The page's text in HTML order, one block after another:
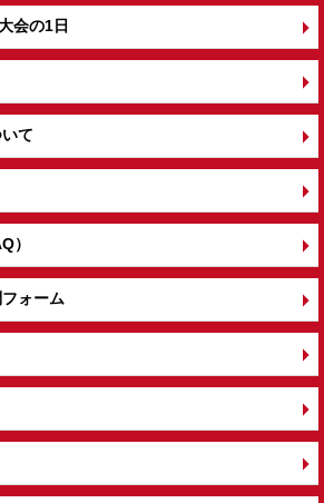
会の1日
て
）
ォーム